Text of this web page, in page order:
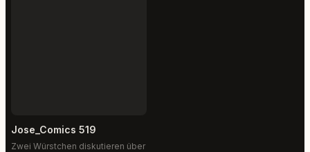
Jose_Comics 519
Zwei Würstchen diskutieren über